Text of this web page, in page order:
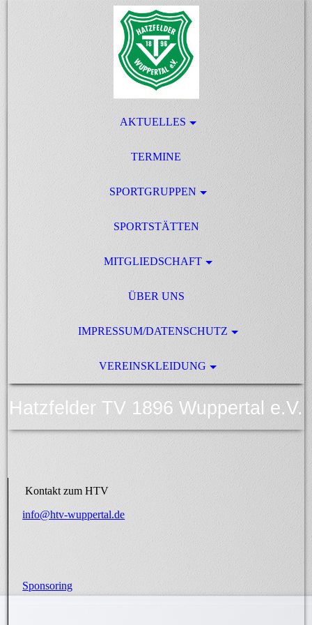
AKTUELLES
TERMINE
SPORTGRUPPEN
SPORTSTÄTTEN
MITGLIEDSCHAFT
ÜBER UNS
IMPRESSUM/DATENSCHUTZ
VEREINSKLEIDUNG
Hatzfelder TV 1896 Wuppertal e.V.
Kontakt zum HTV
info@htv-wuppertal.de
Sponsoring